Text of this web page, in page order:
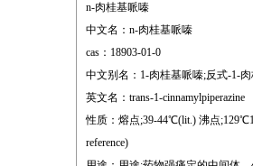
n-肉桂基哌嗪
中文名：n-肉桂基哌嗪
cas：18903-01-0
中文别名：1-肉桂基哌嗪;反式-1-
英文名：trans-1-cinnamylpiperazine
性质：熔点;39-44℃(lit.) 沸点;129℃1
reference)